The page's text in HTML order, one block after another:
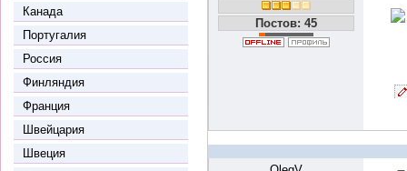
Канада
Португалия
Россия
Финляндия
Франция
Швейцария
Швеция
Постов: 45